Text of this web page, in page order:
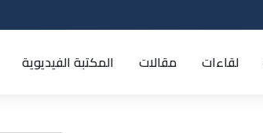
لقاءات مقالات المكتبة الفيديوية